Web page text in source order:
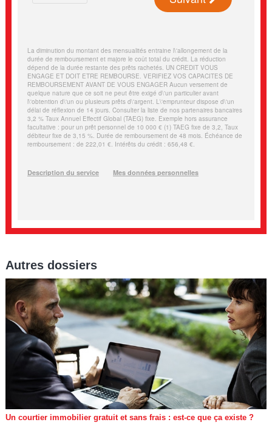
Autres dossiers
Un courtier immobilier gratuit et sans frais : est-ce que ça existe ?